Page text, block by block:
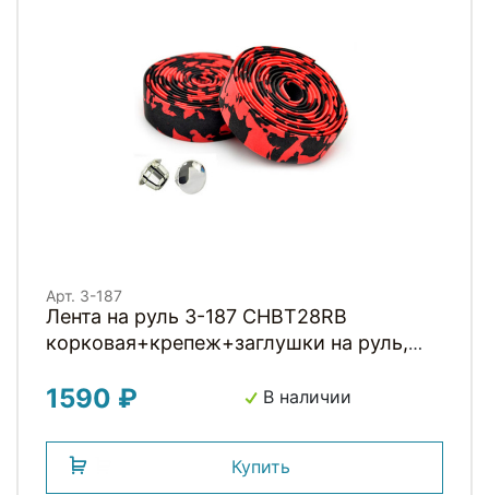
Арт. 3-187
Лента на руль 3-187 CHBT28RB
корковая+крепеж+заглушки на руль,
CLARKS
1590 ₽ В наличии
Купить